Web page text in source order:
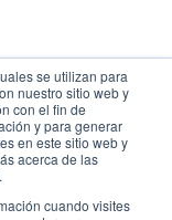
se utilizan para
nuestro sitio web y
con el fin de
y para generar
en este sitio web y
acerca de las
cuando visites
id digital agency